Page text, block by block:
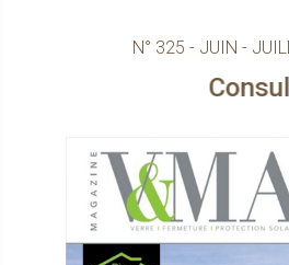
N° 325 - JUIN -
Consultez le